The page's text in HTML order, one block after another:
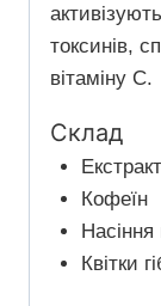
токсинів,
вітаміну С.
Склад
Кофеїн
Квітки